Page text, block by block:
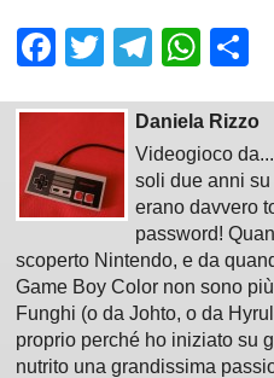
Facebook
Twitter
Daniela Rizzo
Videogioco
soli due anni
erano davvero
password!
scoperto Nintendo, e da
Game Boy Color non sono
Funghi (o da Johto, o da
proprio perché ho iniziato su
nutrito una grandissima